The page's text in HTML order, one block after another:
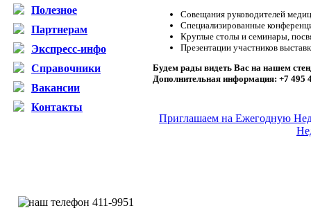
Полезное
Партнерам
Экспресс-инфо
Справочники
Вакансии
Контакты
Совещания руководителей
Специализированные
Круглые столы и семинары,
Презентации участников
Будем рады видеть Вас на нашем
Дополнительная информация: +7
Приглашаем на Ежегодную